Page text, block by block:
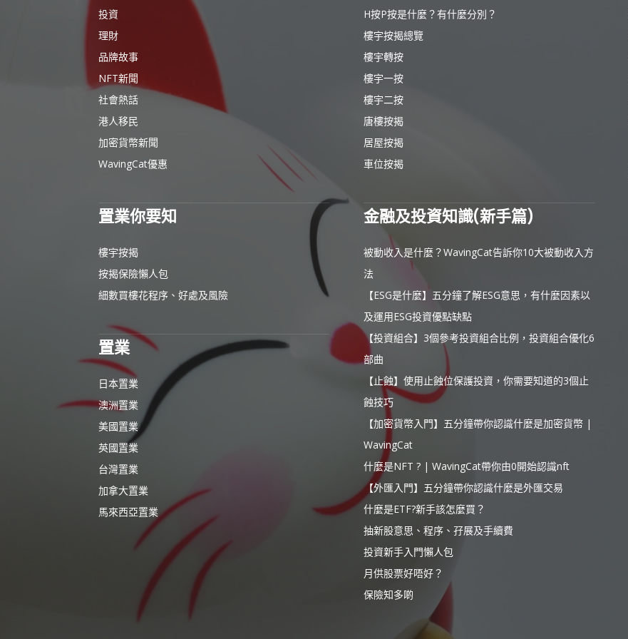
投資
理財
品牌故事
NFT新聞
社會熱話
港人移民
加密貨幣新聞
WavingCat優惠
置業你要知
樓宇按揭
按揭保險懶人包
細數買樓花程序、好處及風險
置業
日本置業
澳洲置業
美國置業
英國置業
台灣置業
加拿大置業
馬來西亞置業
H按P按是什麼？有什麼分別？
樓宇按揭總覽
樓宇轉按
樓宇一按
樓宇二按
唐樓按揭
居屋按揭
車位按揭
金融及投資知識(新手篇)
被動收入是什麼？WavingCat告訴你10大被動收入方
法
【ESG是什麼】五分鐘了解ESG意思，有什麼因素以
及運用ESG投資優點缺點
【投資組合】3個參考投資組合比例，投資組合優化6
部曲
【止蝕】使用止蝕位保護投資，你需要知道的3個止
蝕技巧
【加密貨幣入門】五分鐘帶你認識什麼是加密貨幣 |
WavingCat
什麼是NFT ? | WavingCat帶你由0開始認識nft
【外匯入門】五分鐘帶你認識什麼是外匯交易
什麼是ETF?新手該怎麼買？
抽新股意思、程序、孖展及手續費
投資新手入門懶人包
月供股票好唔好？
保險知多啲